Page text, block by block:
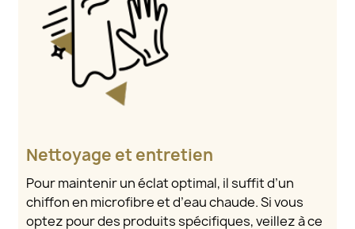
Nettoyage et entretien
Pour maintenir un éclat optimal, il suffit d’un
chiffon en microfibre et d’eau chaude. Si vous
optez pour des produits spécifiques, veillez à ce